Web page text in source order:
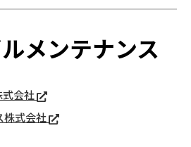
メンテナンス
式会社
株式会社